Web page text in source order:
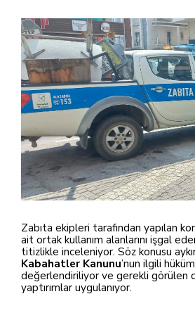
Zabıta ekipleri tarafından yapılan
ait ortak kullanım alanlarını işgal
titizlikle inceleniyor. Söz konusu
Kabahatler Kanunu’nun ilgili
değerlendiriliyor ve gerekli görülen
yaptırımlar uygulanıyor.